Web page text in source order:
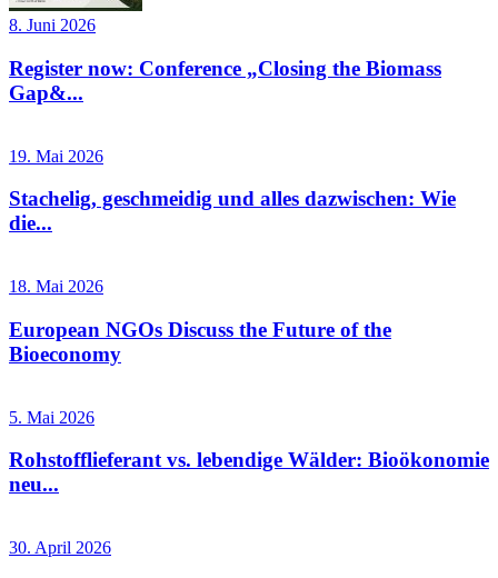
8. Juni 2026
Register now: Conference „Closing the Biomass
Gap&...
19. Mai 2026
Stachelig, geschmeidig und alles dazwischen: Wie
die...
18. Mai 2026
European NGOs Discuss the Future of the
Bioeconomy
5. Mai 2026
Rohstofflieferant vs. lebendige Wälder: Bioökonomie
neu...
30. April 2026